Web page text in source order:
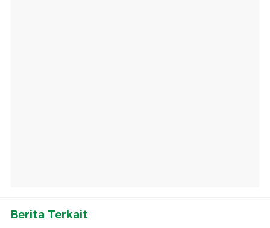
Berita Terkait